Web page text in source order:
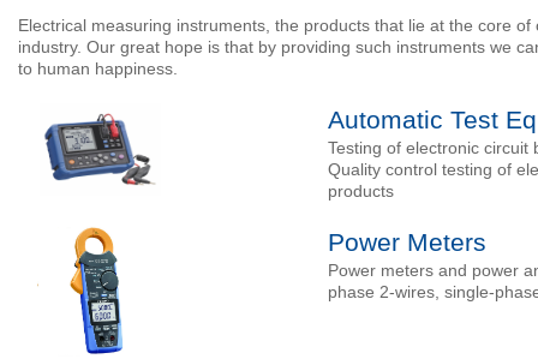
Electrical measuring instruments, the products that lie at the core
industry. Our great hope is that by providing such instruments we
to human happiness.
Automatic Test
Testing of electronic circuit
Quality control testing of
products
Power Meters
Power meters and power
phase 2-wires, single-